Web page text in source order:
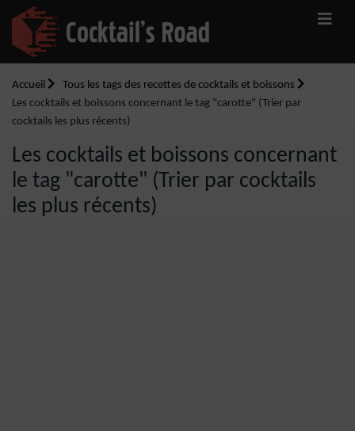
Accueil
Tous les tags des recettes de cocktails et boissons
Les cocktails et boissons concernant le tag "carotte" (Trier par
cocktails les plus récents)
Les cocktails et boissons concernant
le tag "carotte" (Trier par cocktails
les plus récents)